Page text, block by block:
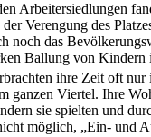
Arbeitersiedlungen
Verengung des
noch das
Ballung von Kindern
ihre Zeit oft nur
ganzen Viertel. Ihre
sie spielten und
möglich, „Ein- und